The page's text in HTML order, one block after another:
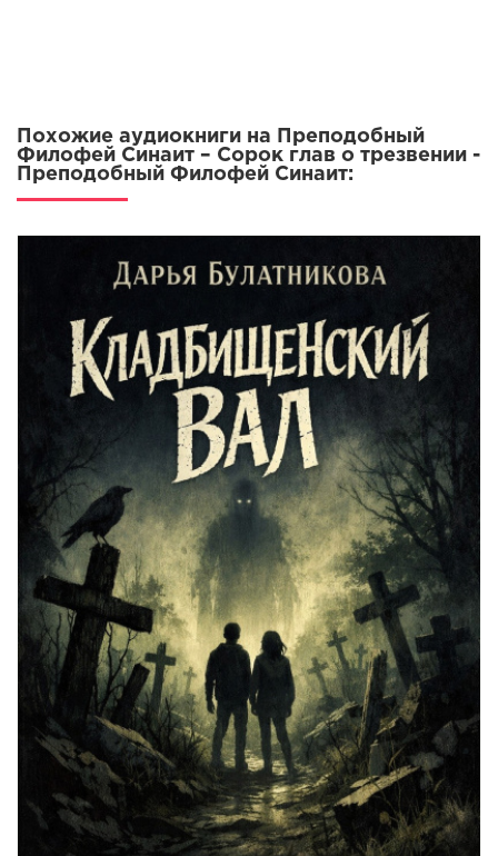
Похожие аудиокниги на Преподобный
Филофей Синаит – Сорок глав о трезвении -
Преподобный Филофей Синаит: